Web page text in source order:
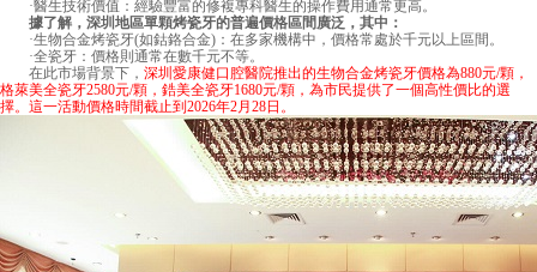
·醫生技術價值：經驗豐富的修複專科醫生的操作費用通常更高。
據了解，深圳地區單顆烤瓷牙的普遍價格區間廣泛，其中：
·生物合金烤瓷牙(如鈷鉻合金)：在多家機構中，價格常處於千元以上區間。
·全瓷牙：價格則通常在數千元不等。
在此市場背景下， 深圳愛康健口腔醫院推出的生物合金烤瓷牙價格為880元/顆，
格萊美全瓷牙2580元/顆，鋯美全瓷牙1680元/顆，為市民提供了一個高性價比的選
擇。這一活動價格時間截止到2026年2月28日。